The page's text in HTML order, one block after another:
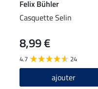
Felix Bühler
Casquette Selin
8,99 €
4.7 24
ajouter